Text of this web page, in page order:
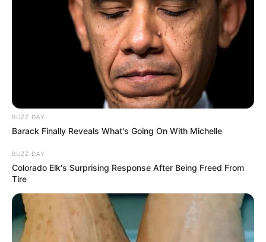
J0venes
desafiar0n a
p0licías y le
entraron con
tod0… Ver más
BUZZ DAY
Barack Finally Reveals What's Going On With Michelle
BUZZ DAY
Colorado Elk's Surprising Response After Being Freed From
Tire